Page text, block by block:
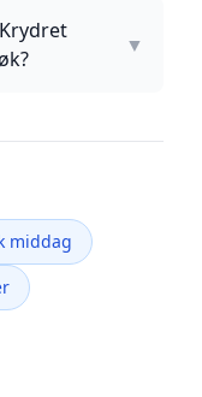
▼
middag